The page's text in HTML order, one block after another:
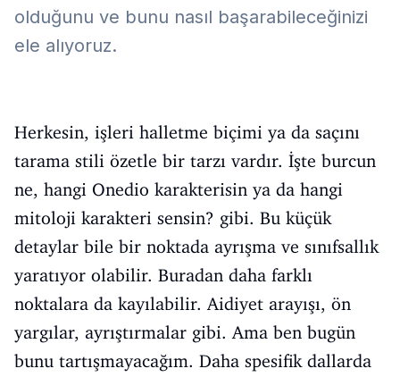
olduğunu ve bunu nasıl başarabileceğinizi
ele alıyoruz.
Herkesin, işleri halletme biçimi ya da saçını
tarama stili özetle bir tarzı vardır. İşte burcun
ne, hangi Onedio karakterisin ya da hangi
mitoloji karakteri sensin? gibi. Bu küçük
detaylar bile bir noktada ayrışma ve sınıfsallık
yaratıyor olabilir. Buradan daha farklı
noktalara da kayılabilir. Aidiyet arayışı, ön
yargılar, ayrıştırmalar gibi. Ama ben bugün
bunu tartışmayacağım. Daha spesifik dallarda